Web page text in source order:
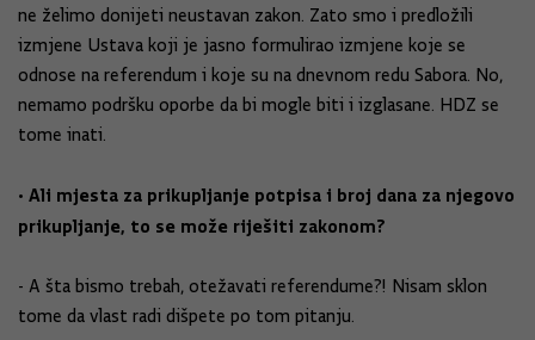
ne želimo donijeti neustavan zakon. Zato smo i predložili
izmjene Ustava koji je jasno formulirao izmjene koje se
odnose na referendum i koje su na dnevnom redu Sabora. No,
nemamo podršku oporbe da bi mogle biti i izglasane. HDZ se
tome inati.
• Ali mjesta za prikupljanje potpisa i broj dana za njegovo
prikupljanje, to se može riješiti zakonom?
- A šta bismo trebah, otežavati referendume?! Nisam sklon
tome da vlast radi dišpete po tom pitanju.